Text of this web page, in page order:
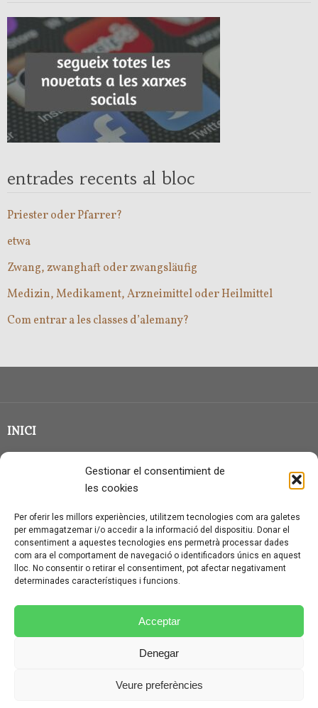
Gestionar el consentimient de
les cookies
Per oferir les millors experiències, utilitzem tecnologies com ara galetes
per emmagatzemar i/o accedir a la informació del dispositiu. Donar el
consentiment a aquestes tecnologies ens permetrà processar dades
com ara el comportament de navegació o identificadors únics en aquest
lloc. No consentir o retirar el consentiment, pot afectar negativament
determinades característiques i funcions.
Acceptar
Denegar
Veure preferències
entrades recents al bloc
Priester oder Pfarrer?
etwa
Zwang, zwanghaft oder zwangsläufig
Medizin, Medikament, Arzneimittel oder Heilmittel
Com entrar a les classes d’alemany?
INICI
CLASSE EN GRUP
QUI SOC?
CONTACTE
AVÍS LEGAL I PROTECCIÓ DE DADES
POLÍTICA DE COOKIES (UE)
CONDICIONS PARTICULARS D’ÚS I CONTRACTACIÓ
POLÍTICA DE PRIVACITAT
ILLUSTRIOUS